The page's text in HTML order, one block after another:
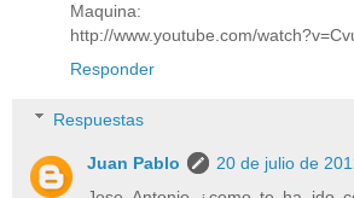
Maquina:
http://www.youtube.com/
Responder
Respuestas
Juan Pablo
20 de julio de